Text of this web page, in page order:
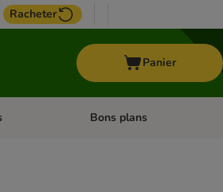
Racheter
Panier
Cheval Dérouler les catégories: Top
Bons plans